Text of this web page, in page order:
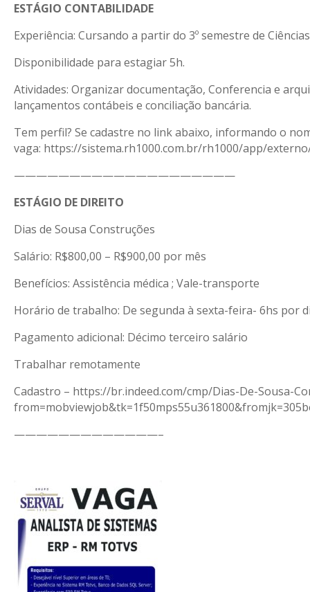
ESTÁGIO CONTABILIDADE
Experiência: Cursando a partir do 3º semestre de
Disponibilidade para estagiar 5h.
Atividades: Organizar documentação, Conferencia e
lançamentos contábeis e conciliação bancária.
Tem perfil? Se cadastre no link abaixo, informando o
vaga: https://sistema.rh1000.com.br/rh1000/app/
————————————————————
ESTÁGIO DE DIREITO
Dias de Sousa Construções
Salário: R$800,00 – R$900,00 por mês
Benefícios: Assistência médica ; Vale-transporte
Horário de trabalho: De segunda à sexta-feira- 6hs por
Pagamento adicional: Décimo terceiro salário
Trabalhar remotamente
Cadastro – https://br.indeed.com/cmp/Dias-De-Sousa-
—————————————–